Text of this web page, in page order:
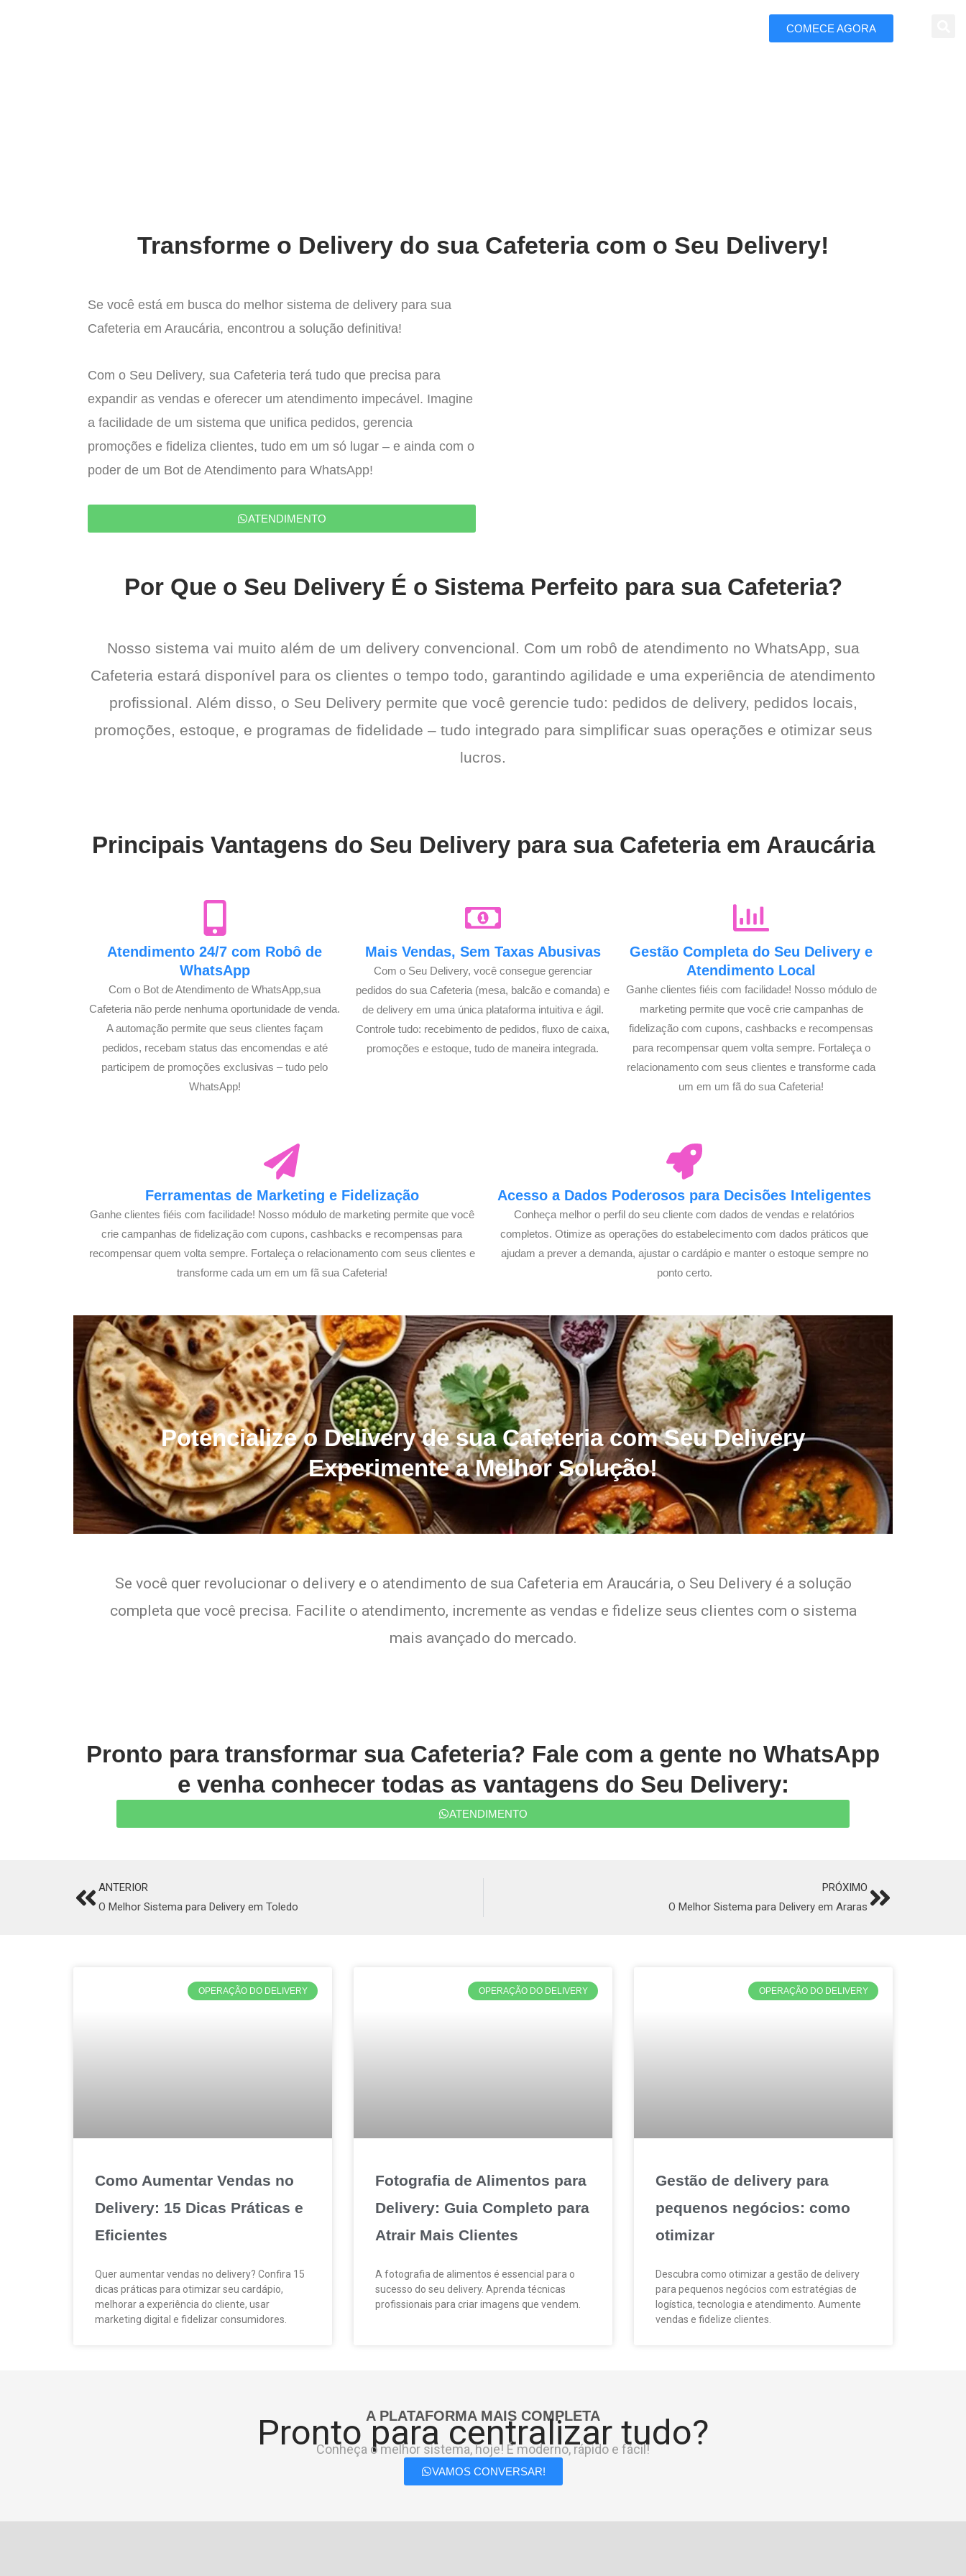
COMECE AGORA
Transforme o Delivery do sua Cafeteria com o Seu Delivery!
Se você está em busca do melhor sistema de delivery para sua
Cafeteria em Araucária, encontrou a solução definitiva!
Com o Seu Delivery, sua Cafeteria terá tudo que precisa para
expandir as vendas e oferecer um atendimento impecável. Imagine
a facilidade de um sistema que unifica pedidos, gerencia
promoções e fideliza clientes, tudo em um só lugar – e ainda com o
poder de um Bot de Atendimento para WhatsApp!
ATENDIMENTO
Por Que o Seu Delivery É o Sistema Perfeito para sua Cafeteria?
Nosso sistema vai muito além de um delivery convencional. Com um robô de atendimento no WhatsApp, sua
Cafeteria estará disponível para os clientes o tempo todo, garantindo agilidade e uma experiência de atendimento
profissional. Além disso, o Seu Delivery permite que você gerencie tudo: pedidos de delivery, pedidos locais,
promoções, estoque, e programas de fidelidade – tudo integrado para simplificar suas operações e otimizar seus
lucros.
Principais Vantagens do Seu Delivery para sua Cafeteria em Araucária
Atendimento 24/7 com Robô de
WhatsApp
Com o Bot de Atendimento de WhatsApp,sua
Cafeteria não perde nenhuma oportunidade de venda.
A automação permite que seus clientes façam
pedidos, recebam status das encomendas e até
participem de promoções exclusivas – tudo pelo
WhatsApp!
Mais Vendas, Sem Taxas Abusivas
Com o Seu Delivery, você consegue gerenciar
pedidos do sua Cafeteria (mesa, balcão e comanda) e
de delivery em uma única plataforma intuitiva e ágil.
Controle tudo: recebimento de pedidos, fluxo de caixa,
promoções e estoque, tudo de maneira integrada.
Gestão Completa do Seu Delivery e
Atendimento Local
Ganhe clientes fiéis com facilidade! Nosso módulo de
marketing permite que você crie campanhas de
fidelização com cupons, cashbacks e recompensas
para recompensar quem volta sempre. Fortaleça o
relacionamento com seus clientes e transforme cada
um em um fã do sua Cafeteria!
Ferramentas de Marketing e Fidelização
Ganhe clientes fiéis com facilidade! Nosso módulo de marketing permite que você
crie campanhas de fidelização com cupons, cashbacks e recompensas para
recompensar quem volta sempre. Fortaleça o relacionamento com seus clientes e
transforme cada um em um fã sua Cafeteria!
Acesso a Dados Poderosos para Decisões Inteligentes
Conheça melhor o perfil do seu cliente com dados de vendas e relatórios
completos. Otimize as operações do estabelecimento com dados práticos que
ajudam a prever a demanda, ajustar o cardápio e manter o estoque sempre no
ponto certo.
Potencialize o Delivery de sua Cafeteria com Seu Delivery
Experimente a Melhor Solução!
Se você quer revolucionar o delivery e o atendimento de sua Cafeteria em Araucária, o Seu Delivery é a solução
completa que você precisa. Facilite o atendimento, incremente as vendas e fidelize seus clientes com o sistema
mais avançado do mercado.
Pronto para transformar sua Cafeteria? Fale com a gente no WhatsApp
e venha conhecer todas as vantagens do Seu Delivery:
ATENDIMENTO
PrevANTERIOR
O Melhor Sistema para Delivery em Toledo
PRÓXIMO
O Melhor Sistema para Delivery em Araras Next
OPERAÇÃO DO DELIVERY
Como Aumentar Vendas no
Delivery: 15 Dicas Práticas e
Eficientes
Quer aumentar vendas no delivery? Confira 15
dicas práticas para otimizar seu cardápio,
melhorar a experiência do cliente, usar
marketing digital e fidelizar consumidores.
OPERAÇÃO DO DELIVERY
Fotografia de Alimentos para
Delivery: Guia Completo para
Atrair Mais Clientes
A fotografia de alimentos é essencial para o
sucesso do seu delivery. Aprenda técnicas
profissionais para criar imagens que vendem.
OPERAÇÃO DO DELIVERY
Gestão de delivery para
pequenos negócios: como
otimizar
Descubra como otimizar a gestão de delivery
para pequenos negócios com estratégias de
logística, tecnologia e atendimento. Aumente
vendas e fidelize clientes.
A PLATAFORMA MAIS COMPLETA
Pronto para centralizar tudo?
Conheça o melhor sistema, hoje! É moderno, rápido e fácil!
VAMOS CONVERSAR!